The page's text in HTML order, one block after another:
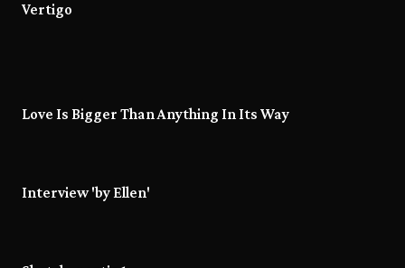
Vertigo
Love Is Bigger Than Anything In Its Way
Interview 'by Ellen'